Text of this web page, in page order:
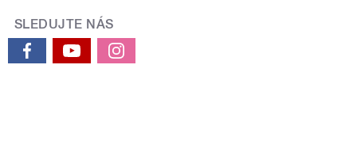
SLEDUJTE NÁS